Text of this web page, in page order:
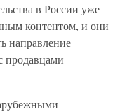
в России уже
контентом, и они
направление
продавцами